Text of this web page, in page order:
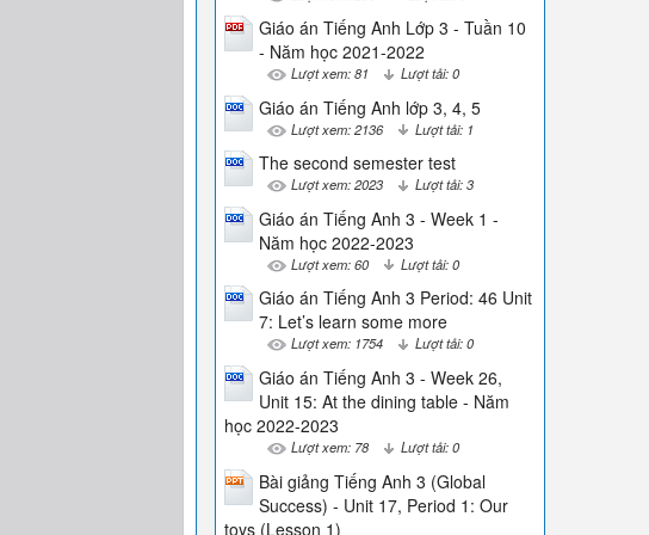
Giáo án Tiếng Anh Lớp 3 - Tuần 10
- Năm học 2021-2022
Lượt xem: 81 Lượt tải: 0
Giáo án Tiếng Anh lớp 3, 4, 5
Lượt xem: 2136 Lượt tải: 1
The second semester test
Lượt xem: 2023 Lượt tải: 3
Giáo án Tiếng Anh 3 - Week 1 -
Năm học 2022-2023
Lượt xem: 60 Lượt tải: 0
Giáo án Tiếng Anh 3 Period: 46 Unit
7: Let’s learn some more
Lượt xem: 1754 Lượt tải: 0
Giáo án Tiếng Anh 3 - Week 26,
Unit 15: At the dining table - Năm
học 2022-2023
Lượt xem: 78 Lượt tải: 0
Bài giảng Tiếng Anh 3 (Global
Success) - Unit 17, Period 1: Our
toys (Lesson 1)